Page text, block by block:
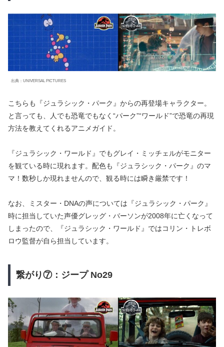
出典：UNIVERSAL PICTURES
こちらも『ジュラシック・パーク』からの再登場キャラクター。
と言っても、人でも恐竜でもなく“パーク”“ワールド”で恐竜の再現
方法を教えてくれるアニメガイド。
『ジュラシック・ワールド』でもグレイ・ミッチェルがモニター
を観ている時に現れます。配色も『ジュラシック・パーク』のマ
マ！数秒しか現れませんので、観る時には瞬き厳禁です！
なお、ミスター・DNAの声については『ジュラシック・パーク』
時に担当していた声優グレッグ・バーソンが2008年に亡くなって
しまったので、『ジュラシック・ワールド』ではコリン・トレボ
ロウ監督が自ら担当しています。
繋がり⑦：ジープ No29